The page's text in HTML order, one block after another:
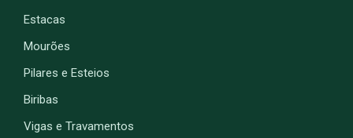
Estacas
Mourões
Pilares e Esteios
Biribas
Vigas e Travamentos